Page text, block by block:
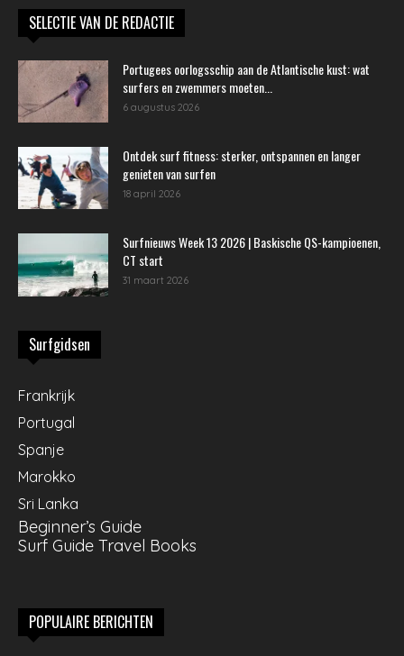
SELECTIE VAN DE REDACTIE
Portugees oorlogsschip aan de Atlantische kust: wat
surfers en zwemmers moeten...
6 augustus 2026
Ontdek surf fitness: sterker, ontspannen en langer
genieten van surfen
18 april 2026
Surfnieuws Week 13 2026 | Baskische QS-kampioenen,
CT start
31 maart 2026
Surfgidsen
Frankrijk
Portugal
Spanje
Marokko
Sri Lanka
Beginner’s Guide
Surf Guide Travel Books
POPULAIRE BERICHTEN